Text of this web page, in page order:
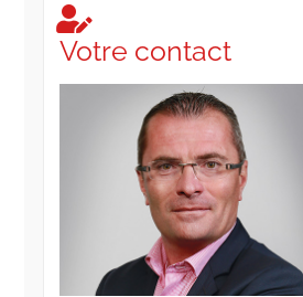
Votre contact